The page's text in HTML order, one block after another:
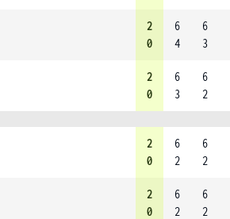
2
0
6
4
6
3
2
0
6
3
6
2
2
0
6
2
6
2
2
0
6
2
6
2